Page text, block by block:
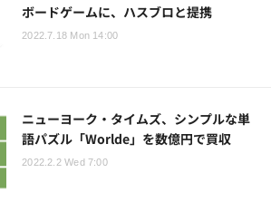
ボードゲームに、ハスブロと提携
2022.7.18 Mon 14:00
ニューヨーク・タイムズ、シンプルな単
語パズル「Worlde」を数億円で買収
2022.2.2 Wed 7:00